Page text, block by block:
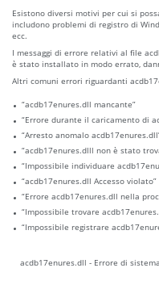
Esistono diversi motivi per cui si
includono problemi di registro di
ecc.
I messaggi di errore relativi al file
è stato installato in modo errato,
Altri comuni errori riguardanti
“acdb17enures.dll mancante”
“Errore durante il caricamento di
“Arresto anomalo
“acdb17enures.dlll non è stato
“Impossibile individuare
“acdb17enures.dll Accesso violato”
“Errore acdb17enures.dll nella
“Impossibile trovare
“Impossibile registrare
acdb17enures.dll - Errore di sistema